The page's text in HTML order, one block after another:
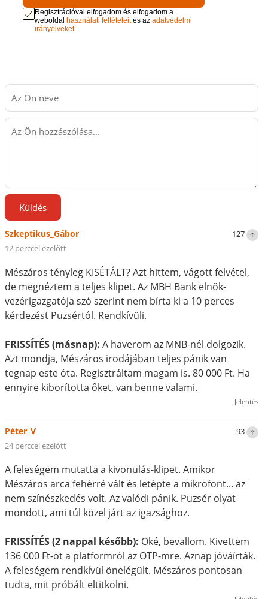
Regisztrációval elfogadom és elfogadom a
weboldal használati feltételeités azadatvédelmi
irányelveket
Küldés
127
Szkeptikus_Gábor
12 perccel ezelőtt
Mészáros tényleg KISÉTÁLT? Azt hittem, vágott felvétel,
de megnéztem a teljes klipet. Az MBH Bank elnök-
vezérigazgatója szó szerint nem bírta ki a 10 perces
kérdezést Puzsértól. Rendkívüli.
FRISSÍTÉS (másnap): A haverom az MNB-nél dolgozik.
Azt mondja, Mészáros irodájában teljes pánik van
tegnap este óta. Regisztráltam magam is. 80 000 Ft. Ha
ennyire kiborította őket, van benne valami.
Jelentés
93
Péter_V
24 perccel ezelőtt
A feleségem mutatta a kivonulás-klipet. Amikor
Mészáros arca fehérré vált és letépte a mikrofont... az
nem színészkedés volt. Az valódi pánik. Puzsér olyat
mondott, ami túl közel járt az igazsághoz.
FRISSÍTÉS (2 nappal később): Oké, bevallom. Kivettem
136 000 Ft-ot a platformról az OTP-mre. Aznap jóváírták.
A feleségem rendkívül önelégült. Mészáros pontosan
tudta, mit próbált eltitkolni.